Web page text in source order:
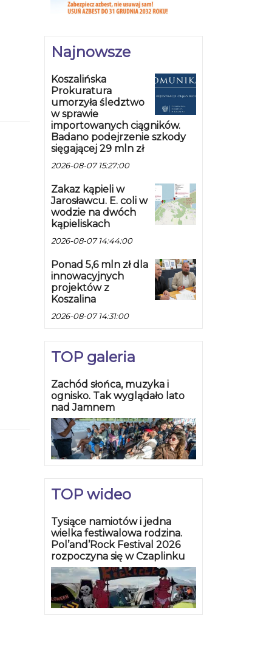
Najnowsze
Koszalińska
Prokuratura
umorzyła śledztwo
w sprawie
importowanych ciągników.
Badano podejrzenie szkody
sięgającej 29 mln zł
2026-08-07 15:27:00
Zakaz kąpieli w
Jarosławcu. E. coli w
wodzie na dwóch
kąpieliskach
2026-08-07 14:44:00
Ponad 5,6 mln zł dla
innowacyjnych
projektów z
Koszalina
2026-08-07 14:31:00
TOP galeria
Zachód słońca, muzyka i
ognisko. Tak wyglądało lato
nad Jamnem
TOP wideo
Tysiące namiotów i jedna
wielka festiwalowa rodzina.
Pol’and’Rock Festival 2026
rozpoczyna się w Czaplinku